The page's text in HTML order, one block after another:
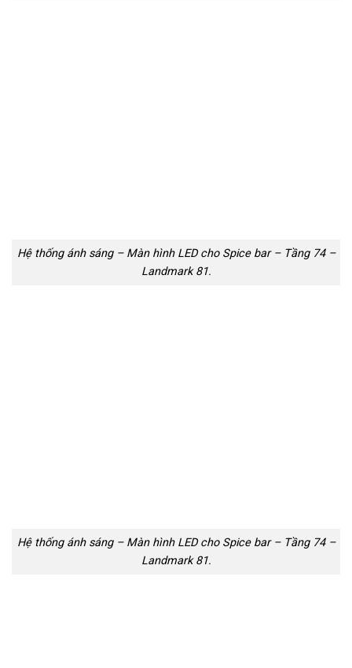
Hệ thống ánh sáng – Màn hình LED cho Spice bar – Tầng 74 –
Landmark 81.
Hệ thống ánh sáng – Màn hình LED cho Spice bar – Tầng 74 –
Landmark 81.